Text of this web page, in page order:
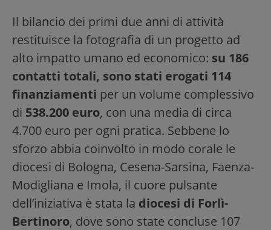
Il bilancio dei primi due anni di attività
restituisce la fotografia di un progetto ad
alto impatto umano ed economico: su 186
contatti totali, sono stati erogati 114
finanziamenti per un volume complessivo
di 538.200 euro, con una media di circa
4.700 euro per ogni pratica. Sebbene lo
sforzo abbia coinvolto in modo corale le
diocesi di Bologna, Cesena-Sarsina, Faenza-
Modigliana e Imola, il cuore pulsante
dell’iniziativa è stata la diocesi di Forlì-
Bertinoro, dove sono state concluse 107